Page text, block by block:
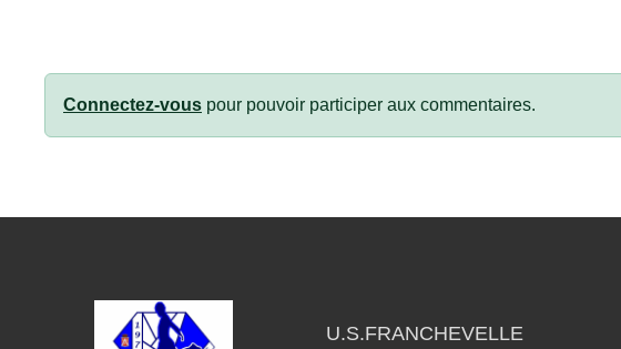
Connectez-vous pour pouvoir participer aux commentaires.
U.S.FRANCHEVELLE